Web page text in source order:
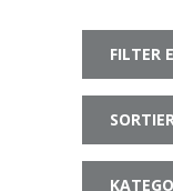
FILTER